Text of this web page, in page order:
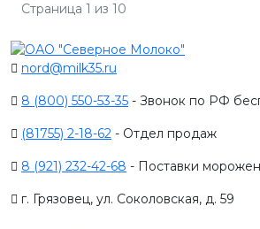
Страница 1 из 10
nord@milk35.ru
8 (800) 550-53-35 - Звонок по РФ
(81755) 2-18-62 - Отдел продаж
8 (921) 232-42-68 - Поставки
г. Грязовец, ул. Соколовская, д. 59